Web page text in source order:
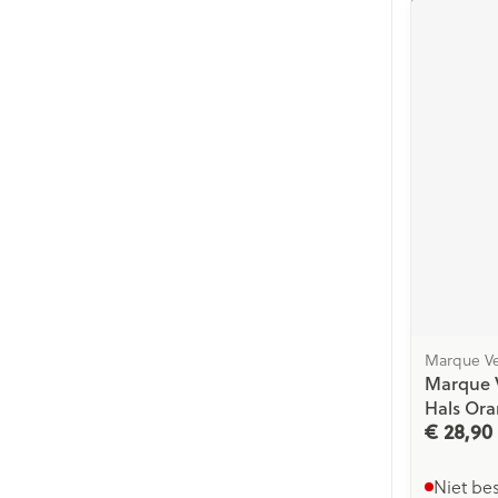
Marque
Marque
Hals
€ 28,90
Niet